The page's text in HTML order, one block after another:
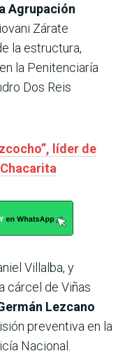
Agrupación
Zárate
la estructura,
la Penitenciaría
Dos Reis
líder de
Villalba, y
cárcel de Viñas
Lezcano
preventiva en la
Nacional.